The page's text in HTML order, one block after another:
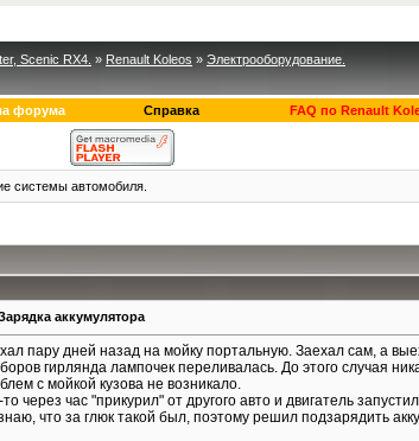
Scenic RX4. » Renault Koleos » Электрооборудование.
форума Справка FAQ по Renault
системы автомобиля.
аккумулятора
пару дней назад на мойку портальную. Заехал сам, а
гирлянда лампочек переливалась. До этого случая
с мойкой кузова не возникало.
то через час "прикурил" от другого авто и двигатель
что за глюк такой был, поэтому решил подзарядить